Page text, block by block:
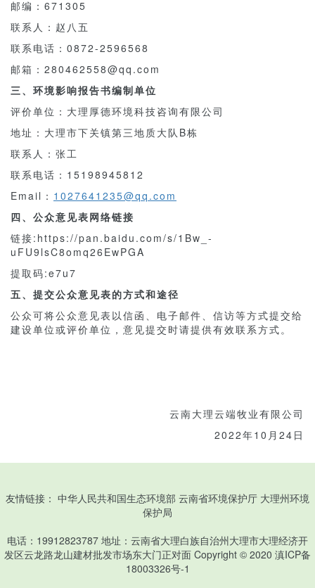
邮编：671305
联系人：赵八五
联系电话：0872-2596568
邮箱：280462558@qq.com
三、环境影响报告书编制单位
评价单位：大理厚德环境科技咨询有限公司
地址：大理市下关镇第三地质大队B栋
联系人：张工
联系电话：15198945812
Email： 1027641235@qq.com
四、公众意见表网络链接
链接:https://pan.baidu.com/s/1Bw_-
uFU9lsC8omq26EwPGA
提取码:e7u7
五、提交公众意见表的方式和途径
公众可将公众意见表以信函、电子邮件、信访等方式提交给
建设单位或评价单位，意见提交时请提供有效联系方式。
云南大理云端牧业有限公司
2022年10月24日
友情链接： 中华人民共和国生态环境部 云南省环境保护厅 大理州环境
保护局
电话：19912823787 地址：云南省大理白族自治州大理市大理经济开
发区云龙路龙山建材批发市场东大门正对面 Copyright © 2020 滇ICP备
18003326号-1